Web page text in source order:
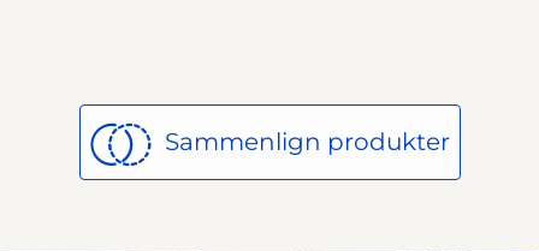
Sammenlign produkter